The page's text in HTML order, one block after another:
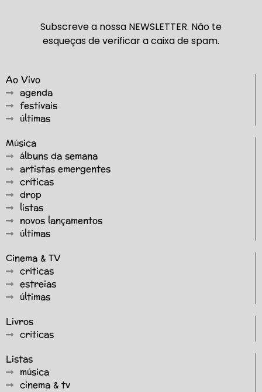
Subscreve a nossa NEWSLETTER. Não te
esqueças de verificar a caixa de spam.
Ao Vivo
agenda
festivais
últimas
Música
álbuns da semana
artistas emergentes
críticas
drop
listas
novos lançamentos
últimas
Cinema & TV
críticas
estreias
últimas
Livros
críticas
Listas
música
cinema & tv